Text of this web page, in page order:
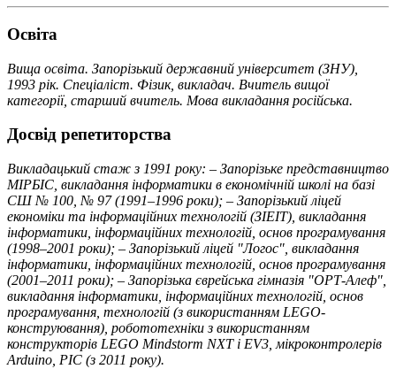
Освiта
Вища освіта. Запорізький державний університет (ЗНУ),
1993 рік. Спеціаліст. Фізик, викладач. Вчитель вищої
категорії, старший вчитель. Мова викладання російська.
Досвід репетиторства
Викладацький стаж з 1991 року: – Запорізьке представництво
МІРБІС, викладання інформатики в економічній школі на базі
СШ № 100, № 97 (1991–1996 роки); – Запорізький ліцей
економіки та інформаційних технологій (ЗІЕІТ), викладання
інформатики, інформаційних технологій, основ програмування
(1998–2001 роки); – Запорізький ліцей "Логос", викладання
інформатики, інформаційних технологій, основ програмування
(2001–2011 роки); – Запорізька єврейська гімназія "ОРТ-Алеф",
викладання інформатики, інформаційних технологій, основ
програмування, технологій (з використанням LEGO-
конструювання), робототехніки з використанням
конструкторів LEGO Mindstorm NXT і EV3, мікроконтролерів
Arduino, PIC (з 2011 року).